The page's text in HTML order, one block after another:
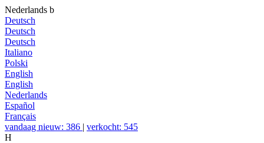
Nederlands b
Deutsch
Deutsch
Deutsch
Italiano
Polski
English
English
Nederlands
Español
Français
vandaag nieuw: 386 | verkocht: 545
H